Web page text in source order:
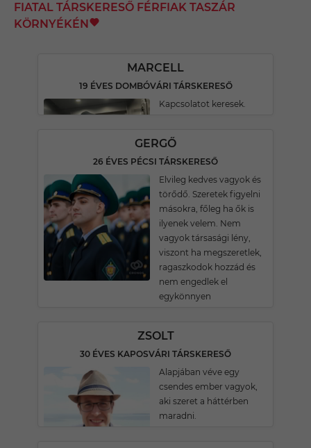
FIATAL TÁRSKERESŐ FÉRFIAK TASZÁR
KÖRNYÉKÉN
MARCELL
19 ÉVES DOMBÓVÁRI TÁRSKERESŐ
Kapcsolatot keresek.
GERGŐ
26 ÉVES PÉCSI TÁRSKERESŐ
Elvileg kedves vagyok és
törődő. Szeretek figyelni
másokra, főleg ha ők is
ilyenek velem. Nem
vagyok társasági lény,
viszont ha megszeretlek,
ragaszkodok hozzád és
nem engedlek el
egykönnyen
ZSOLT
30 ÉVES KAPOSVÁRI TÁRSKERESŐ
Alapjában véve egy
csendes ember vagyok,
aki szeret a háttérben
maradni.